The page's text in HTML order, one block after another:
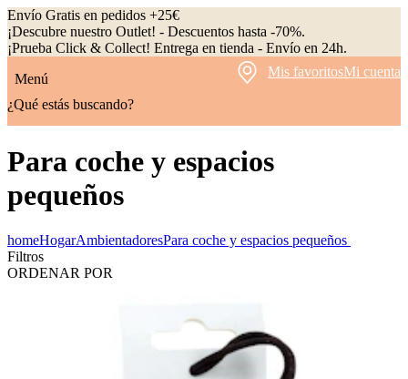
Envío Gratis en pedidos +25€
¡Descubre nuestro Outlet! - Descuentos hasta -70%.
¡Prueba Click & Collect! Entrega en tienda - Envío en 24h.
Menú
Mis favoritosMi cuenta
¿Qué estás buscando?
Para coche y espacios
pequeños
homeHogarAmbientadoresPara coche y espacios pequeños
Filtros
ORDENAR POR